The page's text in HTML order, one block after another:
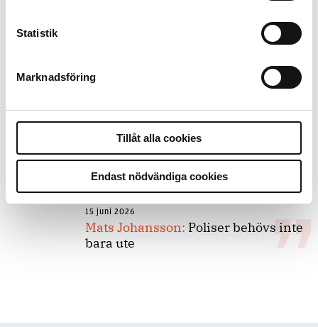
Statistik
Marknadsföring
Tillåt alla cookies
Endast nödvändiga cookies
bakbinder polisen
Debatt:Med för höga krav på evidens
kan polisen inte göra något alls
15 juni 2026
Mats Johansson: Poliser behövs inte
bara ute